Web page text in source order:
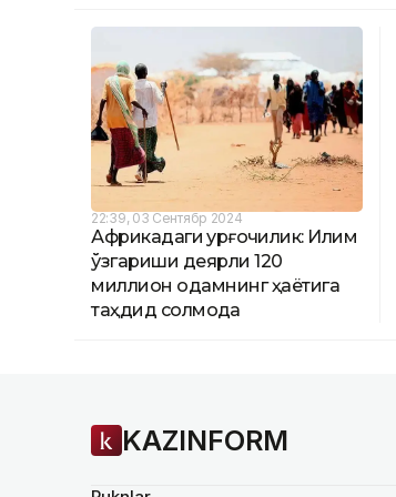
22:39, 03 Сентябр 2024
Африкадаги қурғоқчилик: Иқлим
ўзгариши деярли 120
миллион одамнинг ҳаётига
таҳдид солмоқда
KAZINFORM